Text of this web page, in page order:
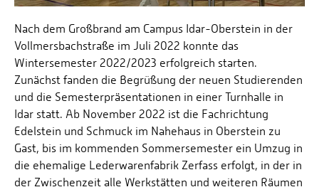
Nach dem Großbrand am Campus Idar-Oberstein in der
Vollmersbachstraße im Juli 2022 konnte das
Wintersemester 2022/2023 erfolgreich starten.
Zunächst fanden die Begrüßung der neuen Studierenden
und die Semesterpräsentationen in einer Turnhalle in
Idar statt. Ab November 2022 ist die Fachrichtung
Edelstein und Schmuck im Nahehaus in Oberstein zu
Gast, bis im kommenden Sommersemester ein Umzug in
die ehemalige Lederwarenfabrik Zerfass erfolgt, in der in
der Zwischenzeit alle Werkstätten und weiteren Räumen